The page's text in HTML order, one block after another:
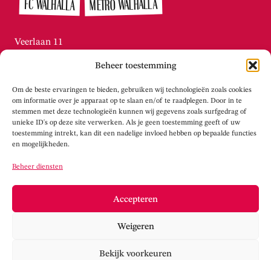
Beheer toestemming
Om de beste ervaringen te bieden, gebruiken wij technologieën zoals cookies
om informatie over je apparaat op te slaan en/of te raadplegen. Door in te
stemmen met deze technologieën kunnen wij gegevens zoals surfgedrag of
unieke ID's op deze site verwerken. Als je geen toestemming geeft of uw
toestemming intrekt, kan dit een nadelige invloed hebben op bepaalde functies
en mogelijkheden.
Beheer diensten
Accepteren
Weigeren
Bekijk voorkeuren
FC WALHALLA METRO WALHALLA
Veerlaan 11
Di t/m vr tussen 13:00 – 16:00
info@theaterwalhalla.nl
WERKPLAATS WALHALLA
3072 LS Rotterdam / Katendrecht
info@werkplaatswalhalla.nl
www.werkplaatswalhalla.nl
Privacy